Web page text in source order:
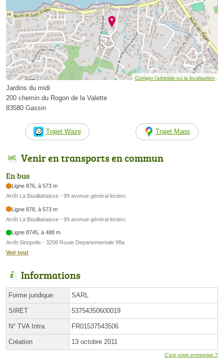
Corriger l’adresse ou la localisation
Jardins du midi
200 chemin du Rogon de la Valette
83580 Gassin
Trajet Waze Trajet Maps
Venir en transports en commun
En bus
Ligne 876, à 573 m
Arrêt La Bouillabaisse - 99 avenue général leclerc
Ligne 878, à 573 m
Arrêt La Bouillabaisse - 99 avenue général leclerc
Ligne 8745, à 488 m
Arrêt Sinopolis - 3208 Route Departementale 98a
Voir tout
Informations
Forme juridique SARL
SIRET 53754350600019
N° TVA Intra. FR01537543506
Création 13 octobre 2011
C'est votre entreprise ?